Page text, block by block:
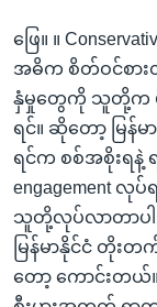
ဖြေ။ ။
အဓိက စိတ်ဝင်စားတဲ့
နှံမှုတွေကို သူတို့က
ရင်။ ဆိုတော့ မြန်
ရင်က စစ်အစိုးရနဲ့
engagement လု
သူတို့လုပ်လာတာပါ
မြန်မာနိုင်ငံ တို
တော့ ကောင်းတယ်